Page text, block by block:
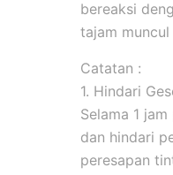
bereaksi
tajam
Catatan :
1. Hindari
Selama 1
dan hindari
peresapan